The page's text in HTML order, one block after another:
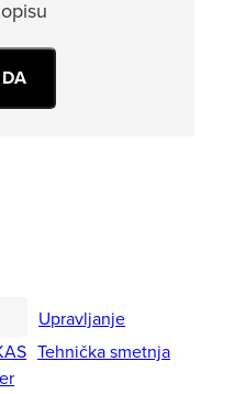
Upravljanje
Tehnička smetnja